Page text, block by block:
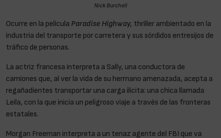
Nick Burchell
Ocurre en la película Paradise Highway, thriller ambientado en la
industria del transporte por carretera y sus sórdidos entresijos de
tráfico de personas.
La actriz francesa interpreta a Sally, una conductora de
camiones que, al ver la vida de su hermano amenazada, acepta a
regañadientes transportar una carga ilícita: una chica llamada
Leila, con la que inicia un peligroso viaje a través de las fronteras
estatales.
Morgan Freeman interpreta a un tenaz agente del FBI que va